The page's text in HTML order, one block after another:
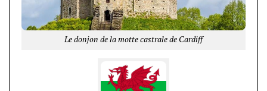
Le donjon de la motte castrale de Cardiff